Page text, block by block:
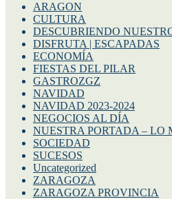
ARAGON
CULTURA
DESCUBRIENDO
DISFRUTA | ESCAPADAS
ECONOMÍA
FIESTAS DEL PILAR
GASTROZGZ
NAVIDAD
NAVIDAD 2023-2024
NEGOCIOS AL DÍA
NUESTRA PORTADA – LO
SOCIEDAD
SUCESOS
Uncategorized
ZARAGOZA
ZARAGOZA PROVINCIA